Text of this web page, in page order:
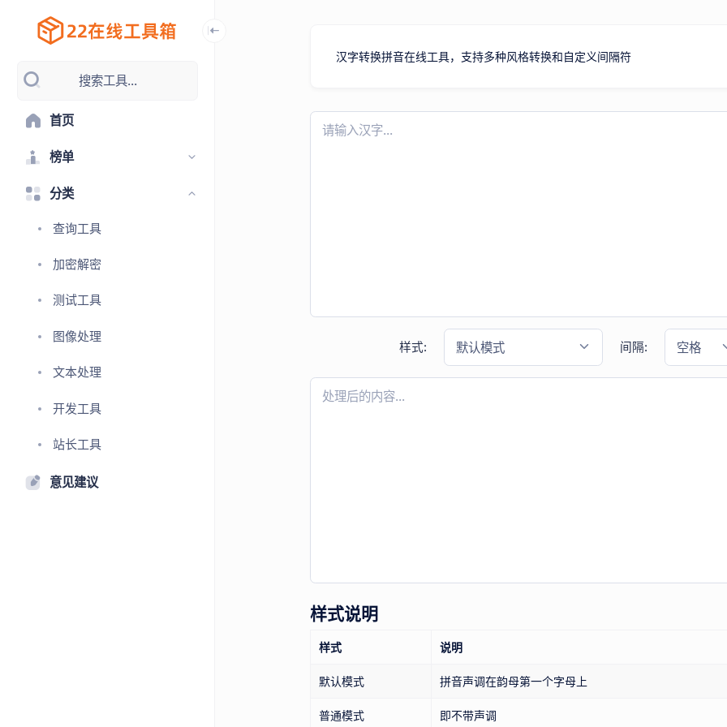
搜索工具...
首页
榜单
分类
查询工具
加密解密
测试工具
图像处理
文本处理
开发工具
站长工具
意见建议
汉字转换拼音在线工具，支持多种风格转换和自定义间隔符
样式: 默认模式 间隔: 空格
样式说明
样式 说明
默认模式 拼音声调在韵母第一个字母上
普通模式 即不带声调